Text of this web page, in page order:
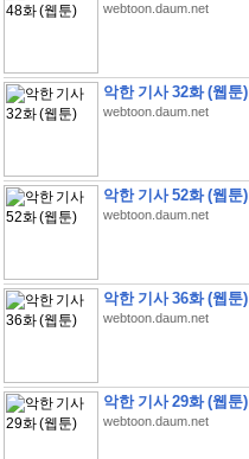
webtoon.daum.net
악한 기사 32화 (웹툰)
webtoon.daum.net
악한 기사 52화 (웹툰)
webtoon.daum.net
악한 기사 36화 (웹툰)
webtoon.daum.net
악한 기사 29화 (웹툰)
webtoon.daum.net